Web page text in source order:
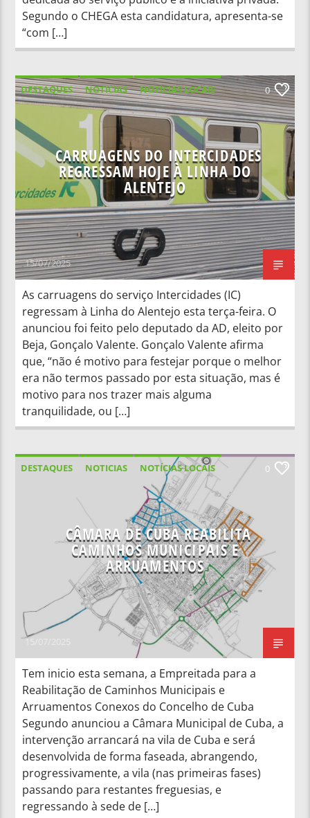
Segundo o CHEGA esta candidatura, apresenta-se
“com […]
DESTAQUES NOTICIAS
NOTÍCIAS LOCAIS
NOTÍCIAS NACIONAIS
0
CARRUAGENS DO INTERCIDADES
REGRESSAM HOJE À LINHA DO
ALENTEJO
15/07/2025
As carruagens do serviço Intercidades (IC)
regressam à Linha do Alentejo esta terça-feira. O
anunciou foi feito pelo deputado da AD, eleito por
Beja, Gonçalo Valente. Gonçalo Valente afirma
que, “não é motivo para festejar porque o melhor
era não termos passado por esta situação, mas é
motivo para nos trazer mais alguma
tranquilidade, ou […]
DESTAQUES NOTICIAS
NOTÍCIAS LOCAIS
0
CÂMARA DE CUBA REABILITA
CAMINHOS MUNICIPAIS E
ARRUAMENTOS
15/07/2025
Tem inicio esta semana, a Empreitada para a
Reabilitação de Caminhos Municipais e
Arruamentos Conexos do Concelho de Cuba
Segundo anunciou a Câmara Municipal de Cuba, a
intervenção arrancará na vila de Cuba e será
desenvolvida de forma faseada, abrangendo,
progressivamente, a vila (nas primeiras fases)
passando para restantes freguesias, e
regressando à sede de […]